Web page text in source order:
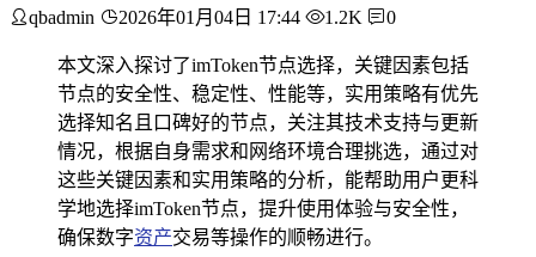
qbadmin 2026年01月04日 17:44 1.2K 0
本文深入探讨了imToken节点选择，关键因素包括
节点的安全性、稳定性、性能等，实用策略有优先
选择知名且口碑好的节点，关注其技术支持与更新
情况，根据自身需求和网络环境合理挑选，通过对
这些关键因素和实用策略的分析，能帮助用户更科
学地选择imToken节点，提升使用体验与安全性，
确保数字资产交易等操作的顺畅进行。